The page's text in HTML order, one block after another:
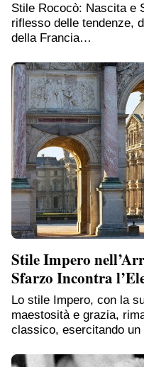
Stile Rococò: Nascita e
riflesso delle tendenze,
della Francia…
Stile Impero
Sfarzo Incontra
Lo stile Impero, con la
maestosità e grazia,
classico, esercitando